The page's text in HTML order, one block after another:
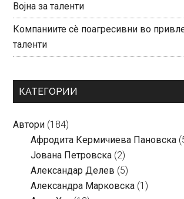
Војна за таленти
Компаниите сè поагресивни во
таленти
КАТЕГОРИИ
Автори (184)
Aфродита Кермичиева Пановска
Јована Петровска (2)
Александар Делев (5)
Александра Марковска (1)